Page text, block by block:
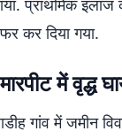
प्राथमिक
कर दिया गया.
में वृद्ध
गांव में जमीन